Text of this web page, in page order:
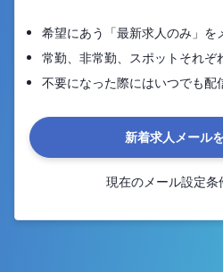
希望にあう「最新求人のみ」を
常勤、非常勤、スポットそれぞ
不要になった際にはいつでも配
新着求人メール
現在のメール設定条